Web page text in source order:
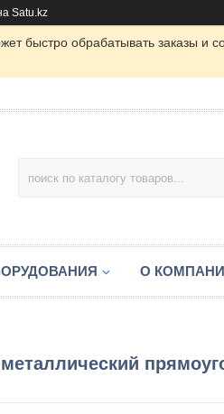
Satu.kz
быстро обрабатывать заказы и
О